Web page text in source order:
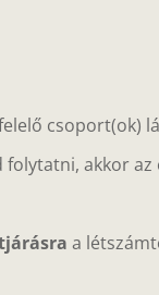
csoport(ok)
akkor az
a